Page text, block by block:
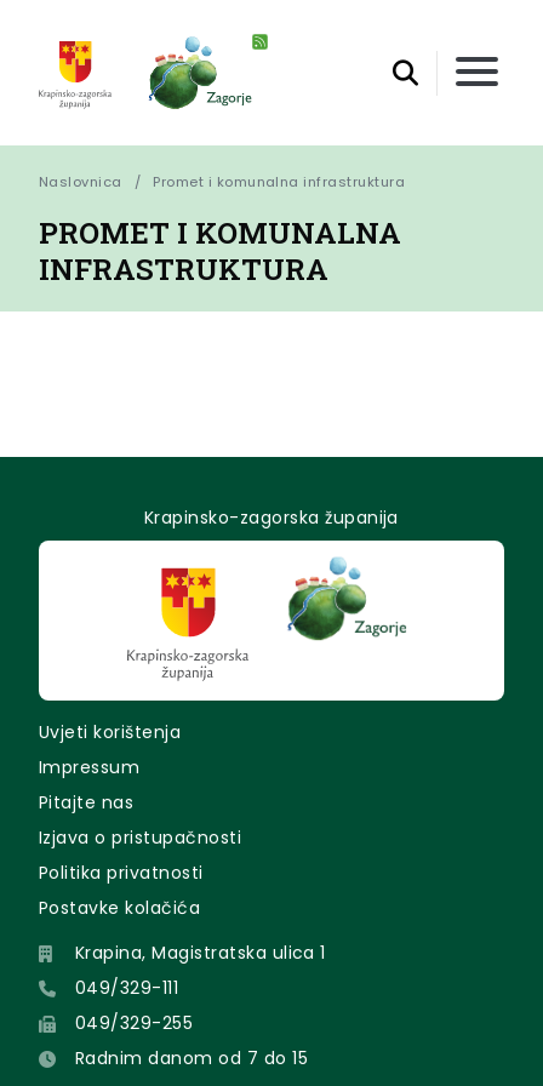
Naslovnica Promet i komunalna infrastruktura
PROMET I KOMUNALNA
INFRASTRUKTURA
Krapinsko-zagorska županija
Uvjeti korištenja
Impressum
Pitajte nas
Izjava o pristupačnosti
Politika privatnosti
Postavke kolačića
Krapina, Magistratska ulica 1
049/329-111
049/329-255
Radnim danom od 7 do 15